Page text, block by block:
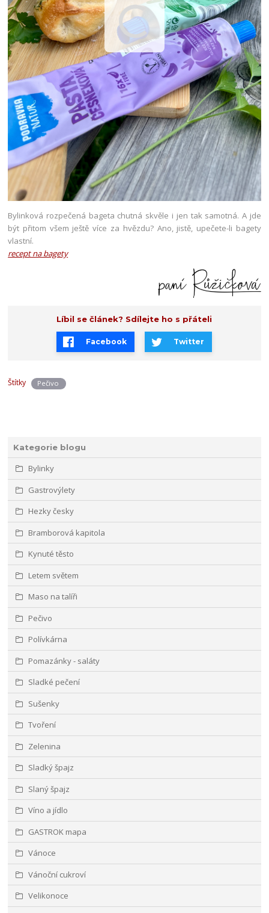
Kategorie blogu
Bylinky
Gastrovýlety
Hezky česky
Bramborová kapitola
Kynuté těsto
Letem světem
Maso na talíři
Pečivo
Polívkárna
Pomazánky - saláty
Sladké pečení
Sušenky
Tvoření
Zelenina
Sladký špajz
Slaný špajz
Víno a jídlo
GASTROK mapa
Vánoce
Vánoční cukroví
Velikonoce
Bylinková rozpečená bageta chutná skvěle i jen tak samotná. A jde
být přitom všem ještě více za hvězdu? Ano, jistě, upečete-li bagety
vlastní.
recept na bagety
Líbil se článek? Sdílejte ho s přáteli
Facebook Twitter
Štítky Pečivo